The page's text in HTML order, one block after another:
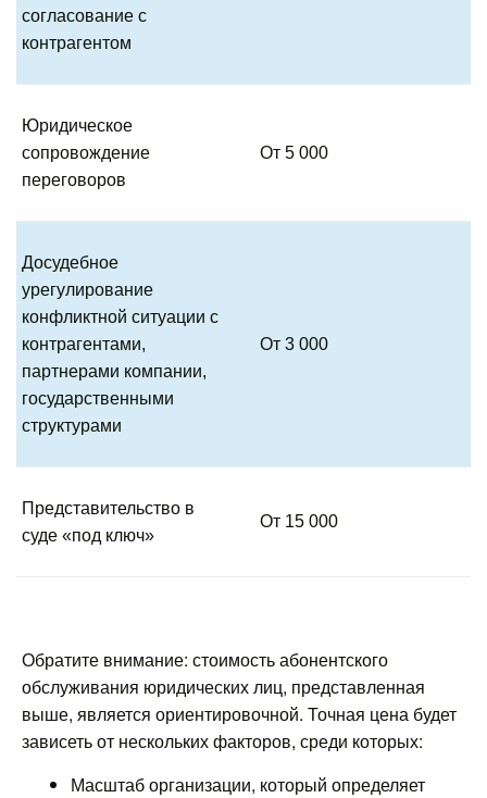
согласование с
контрагентом
Юридическое
сопровождение
переговоров
От 5 000
Досудебное
урегулирование
конфликтной ситуации с
контрагентами,
партнерами компании,
государственными
структурами
От 3 000
Представительство в
суде «под ключ»
От 15 000
Обратите внимание: стоимость абонентского
обслуживания юридических лиц, представленная
выше, является ориентировочной. Точная цена будет
зависеть от нескольких факторов, среди которых:
Масштаб организации, который определяет